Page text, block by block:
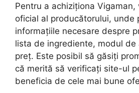
Pentru a achiziționa
oficial al producătorului, unde
informațiile necesare despre
lista de ingrediente, modul de
preț. Este posibil să găsiți
că merită să verificați site-ul
beneficia de cele mai bune